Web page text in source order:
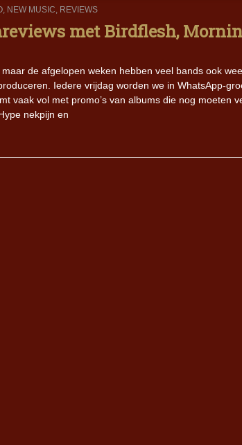
, NEW MUSIC, REVIEWS
met Birdflesh,
de afgelopen weken hebben veel bands ook
Iedere vrijdag worden we in WhatsApp-
vaak vol met promo’s van albums die nog moeten
nekpijn en